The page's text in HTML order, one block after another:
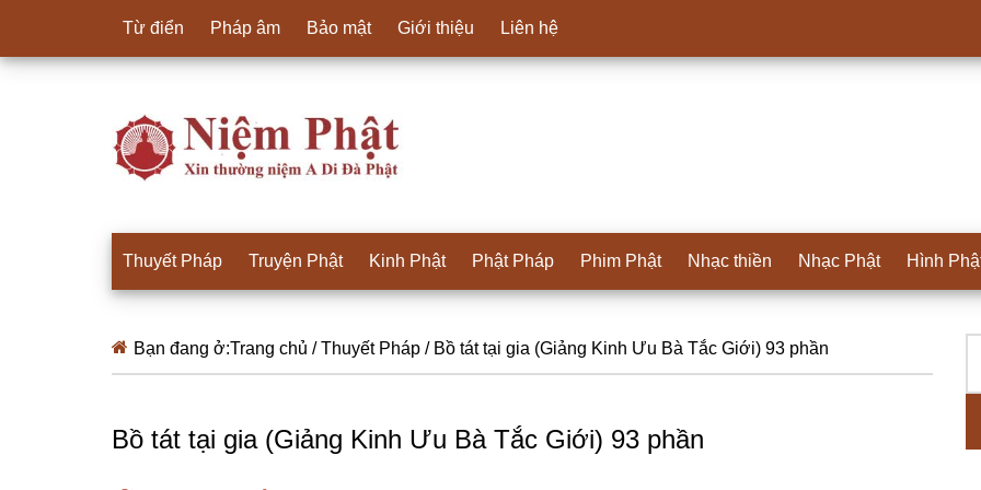
Từ điển Pháp âm Bảo mật Giới thiệu Liên hệ
Thuyết Pháp Truyện Phật Kinh Phật Phật Pháp Phim Phật Nhạc thiền Nhạc Phật Hình
Bạn đang ở:Trang chủ / Thuyết Pháp /Bồ tát tại gia (Giảng Kinh Ưu Bà Tắc Giới) 93 phần
Bồ tát tại gia (Giảng Kinh Ưu Bà Tắc Giới) 93 phần